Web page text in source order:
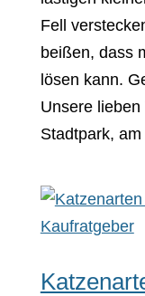
Fell
beißen, dass
lösen kann.
Unsere
Stadtpark,